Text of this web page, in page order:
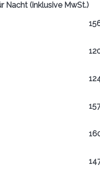
Nacht (inklusive MwSt.)